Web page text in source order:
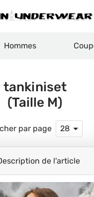
Hommes
tankiniset
(Taille M)
par page 28
de l'article